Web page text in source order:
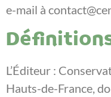
e-mail à
L’Éditeur :
Hauts-de-France,